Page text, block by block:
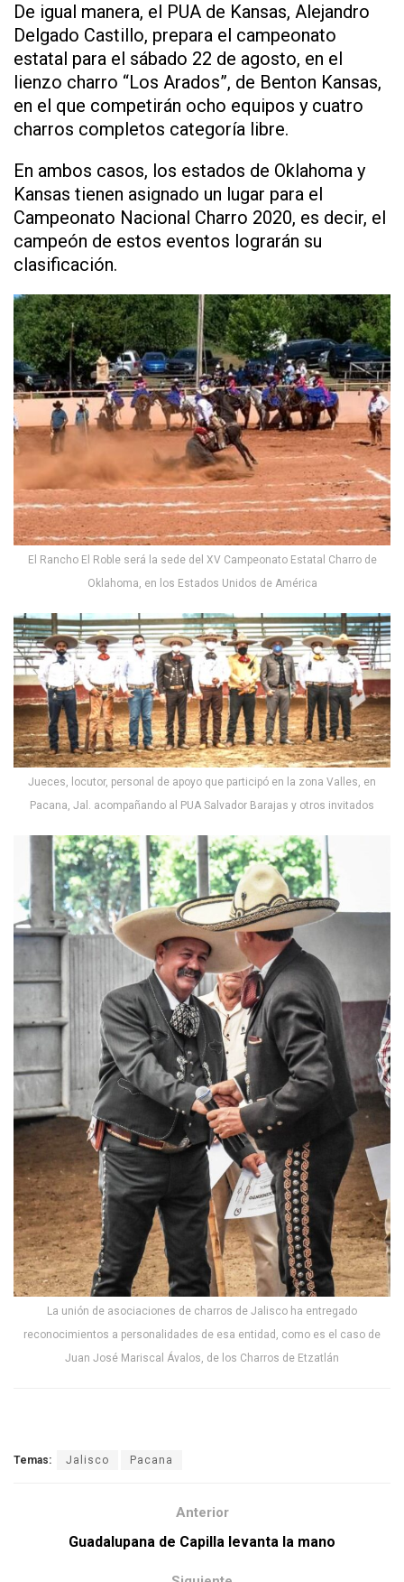
De igual manera, el PUA de Kansas, Alejandro
Delgado Castillo, prepara el campeonato
estatal para el sábado 22 de agosto, en el
lienzo charro “Los Arados”, de Benton Kansas,
en el que competirán ocho equipos y cuatro
charros completos categoría libre.
En ambos casos, los estados de Oklahoma y
Kansas tienen asignado un lugar para el
Campeonato Nacional Charro 2020, es decir, el
campeón de estos eventos lograrán su
clasificación.
El Rancho El Roble será la sede del XV Campeonato Estatal Charro de
Oklahoma, en los Estados Unidos de América
Jueces, locutor, personal de apoyo que participó en la zona Valles, en
Pacana, Jal. acompañando al PUA Salvador Barajas y otros invitados
La unión de asociaciones de charros de Jalisco ha entregado
reconocimientos a personalidades de esa entidad, como es el caso de
Juan José Mariscal Ávalos, de los Charros de Etzatlán
Temas: Jalisco Pacana
Anterior
Guadalupana de Capilla levanta la mano